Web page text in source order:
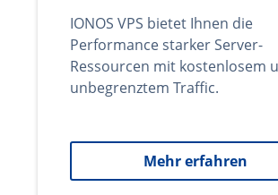
IONOS VPS bietet Ihnen die
Performance starker Server-
Ressourcen mit kostenlosem
unbegrenztem Traffic.
Mehr erfahren